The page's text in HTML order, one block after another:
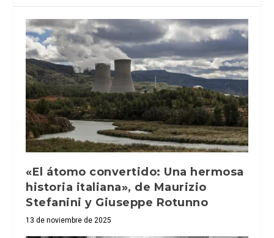
«El átomo convertido: Una hermosa
historia italiana», de Maurizio
Stefanini y Giuseppe Rotunno
13 de noviembre de 2025